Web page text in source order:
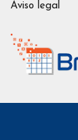
Aviso legal